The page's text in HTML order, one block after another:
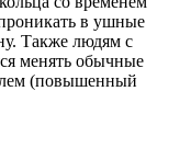
в ушные
Также людям с
менять обычные
(повышенный